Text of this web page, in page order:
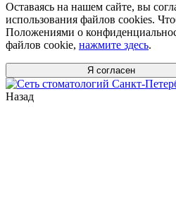
Оставаясь на нашем сайте, вы
использования файлов cookies.
Положениями о
файлов cookie, нажмите здесь.
Я согласен
Назад